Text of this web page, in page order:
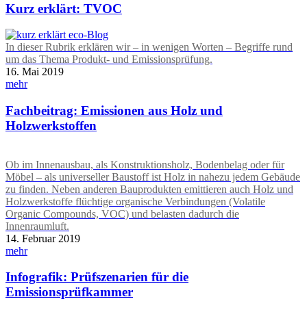
Kurz erklärt: TVOC
In dieser Rubrik erklären wir – in wenigen Worten – Begriffe rund
um das Thema Produkt- und Emissionsprüfung.
16. Mai 2019
mehr
Fachbeitrag: Emissionen aus Holz und
Holzwerkstoffen
Ob im Innenausbau, als Konstruktionsholz, Bodenbelag oder für
Möbel – als universeller Baustoff ist Holz in nahezu jedem Gebäude
zu finden. Neben anderen Bauprodukten emittieren auch Holz und
Holzwerkstoffe flüchtige organische Verbindungen (Volatile
Organic Compounds, VOC) und belasten dadurch die
Innenraumluft.
14. Februar 2019
mehr
Infografik: Prüfszenarien für die
Emissionsprüfkammer